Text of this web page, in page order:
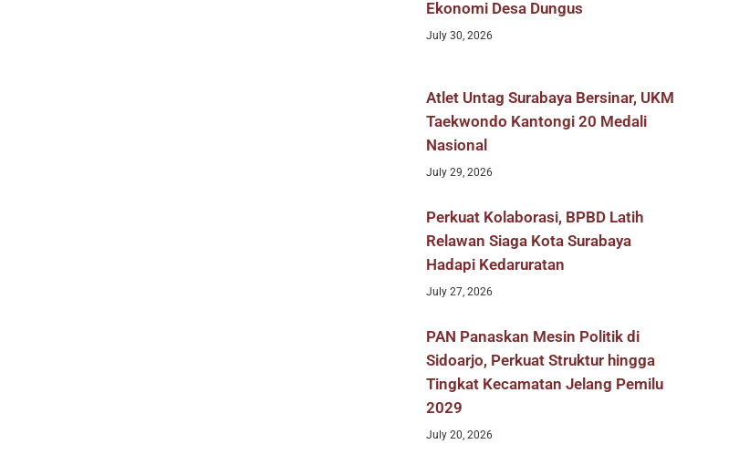
Ekonomi Desa Dungus
July 30, 2026
Atlet Untag Surabaya Bersinar, UKM
Taekwondo Kantongi 20 Medali
Nasional
July 29, 2026
Perkuat Kolaborasi, BPBD Latih
Relawan Siaga Kota Surabaya
Hadapi Kedaruratan
July 27, 2026
PAN Panaskan Mesin Politik di
Sidoarjo, Perkuat Struktur hingga
Tingkat Kecamatan Jelang Pemilu
2029
July 20, 2026